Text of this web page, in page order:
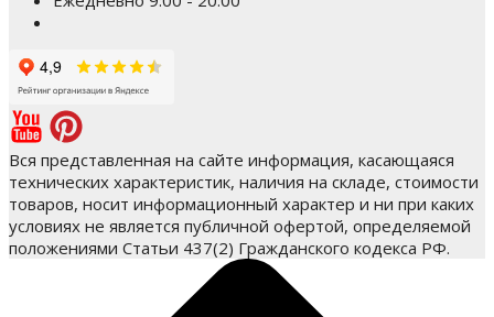
Вся представленная на сайте информация, касающаяся
технических характеристик, наличия на складе, стоимости
товаров, носит информационный характер и ни при каких
условиях не является публичной офертой, определяемой
положениями Статьи 437(2) Гражданского кодекса РФ.